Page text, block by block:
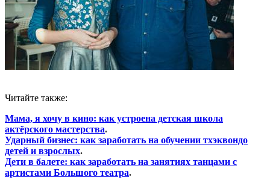
Читайте также:
Мама, я хочу в кино: как устроена детская школа
актёрского мастерства.
Ударный бизнес: как заработать на обучении тхэквондо
детей и взрослых.
Дети в балете: как заработать на занятиях танцами с
артистами Большого театра.